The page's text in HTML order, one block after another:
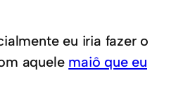
eu iria fazer o
aquele maiô que eu